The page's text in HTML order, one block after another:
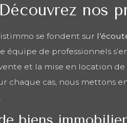
nos
se fondent sur
équipe de professionnels
vente et la mise en location
chaque cas, nous mettons
.